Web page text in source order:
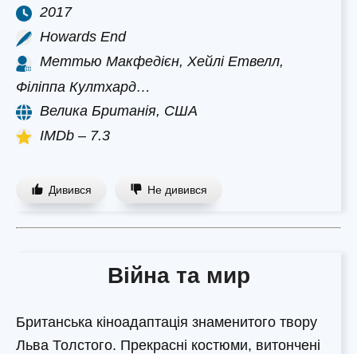
2017
Howards End
Меттью Макфедієн, Хейлі Етвелл,
Філіппа Култхард…
Велика Британія, США
IMDb – 7.3
Дивився Не дивився
Війна та мир
Британська кіноадаптація знаменитого твору
Льва Толстого. Прекрасні костюми, витончені